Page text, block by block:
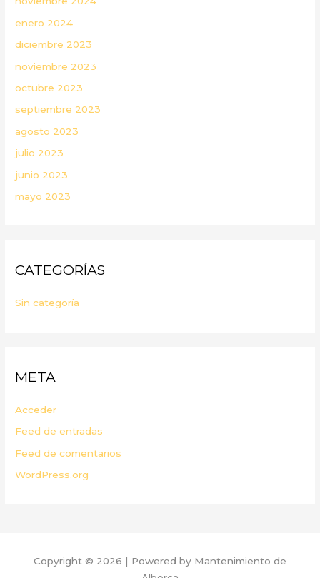
enero 2024
diciembre 2023
noviembre 2023
octubre 2023
septiembre 2023
agosto 2023
julio 2023
junio 2023
mayo 2023
CATEGORÍAS
Sin categoría
META
Acceder
Feed de entradas
Feed de comentarios
WordPress.org
Copyright © 2026 | Powered by Mantenimiento de